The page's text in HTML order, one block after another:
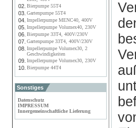
02. Bierpumpe 55T4
03. Gartenpumpe 55T4
04. Impellerpumpe MENC40, 400V
05. Impellerpumpe Volumex40, 230V
06. Bierpumpe 33T4, 400V/230V
07. Gartenpumpe 33T4, 400V/230V
08. Impellerpumpe Volumex30, 2
Geschwindigkeiten
09. Impellerpumpe Volumex30, 230V
10. Bierpumpe 44T4
Sonstiges
Datenschutz
IMPRESSUM
Innergemeinschaftliche Lieferung